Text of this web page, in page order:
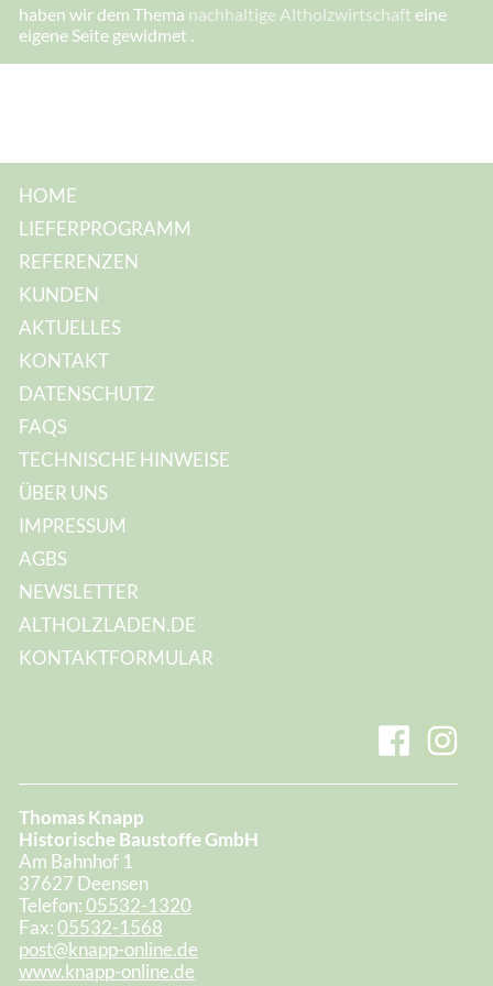
:
haben wir dem Thema nachhaltige Altholzwirtschaft eine
eigene Seite gewidmet .
HOME
LIEFERPROGRAMM
REFERENZEN
KUNDEN
AKTUELLES
KONTAKT
DATENSCHUTZ
FAQS
TECHNISCHE HINWEISE
ÜBER UNS
IMPRESSUM
AGBS
NEWSLETTER
ALTHOLZLADEN.DE
KONTAKTFORMULAR
Thomas Knapp
Historische Baustoffe GmbH
Am Bahnhof 1
37627 Deensen
Telefon:05532-1320
Fax:05532-1568
post@knapp-online.de
www.knapp-online.de